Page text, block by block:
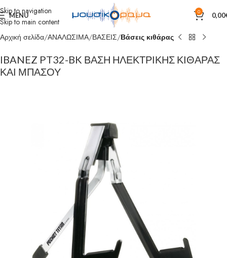
Skip to navigation
Skip to main content
MENU 0 0,00
Αρχική σελίδα ΑΝΑΛΩΣΙΜΑ ΒΑΣΕΙΣ Βάσεις κιθάρας
IBANEZ PT32-BK ΒΑΣΗ ΗΛΕΚΤΡΙΚΗΣ ΚΙΘΑΡΑΣ
ΚΑΙ ΜΠΑΣΟΥ